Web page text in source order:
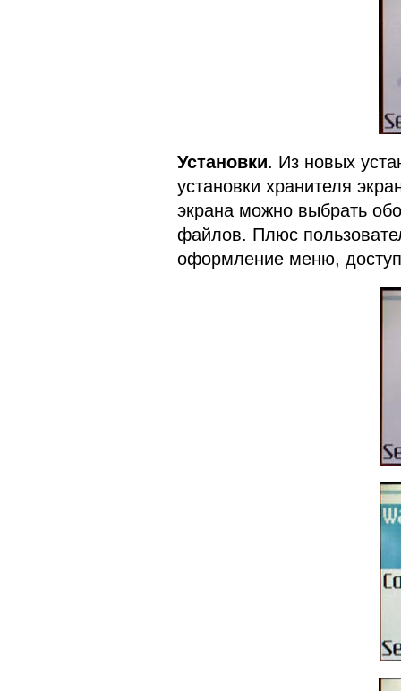
Установки. Из новых
установки хранителя
экрана можно выбрать
файлов. Плюс
оформление меню,